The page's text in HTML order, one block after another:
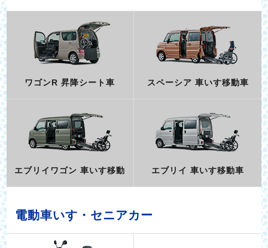
ワゴンR 昇降シート車 スペーシア 車いす移動車
エブリイワゴン 車いす移動 エブリイ 車いす移動車
電動車いす・セニアカー